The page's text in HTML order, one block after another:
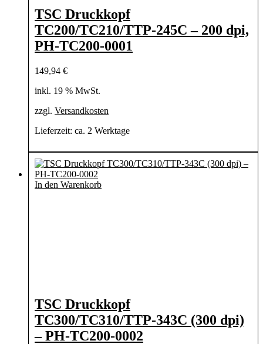
TSC Druckkopf
TC200/TC210/TTP-245C – 200 dpi,
PH-TC200-0001
149,94 €
inkl. 19 % MwSt.
zzgl. Versandkosten
Lieferzeit: ca. 2 Werktage
In den Warenkorb
TSC Druckkopf
TC300/TC310/TTP-343C (300 dpi)
– PH-TC200-0002